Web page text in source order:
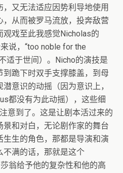
又无法适应因势利导地使用
从而被罗马流放，投奔敌营
观戏至此我感觉Nicholas的
说，“too noble for the
适于世间）。Nicho的演技是
跪下时双手支撑膝盖，到母
意识的动摇（因为意识上，
都没有为此动摇），这些细
意到了。这是让剧本活过来的
和对白，无论剧作家的舞台
生的角色，那都是导演和演
不满的话，那就是这个
翁给予他的复杂性和他的高